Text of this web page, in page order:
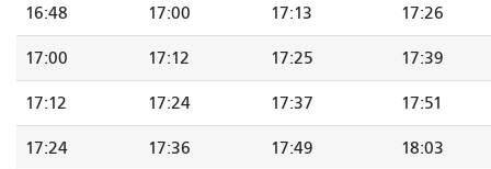
16:48 17:00 17:13 17:26
17:00 17:12 17:25 17:39
17:12 17:24 17:37 17:51
17:24 17:36 17:49 18:03